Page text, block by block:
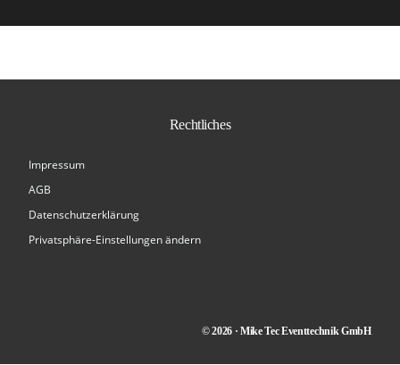
Rechtliches
Impressum
AGB
Datenschutzerklärung
Privatsphäre-Einstellungen ändern
© 2026 · Mike Tec Eventtechnik GmbH